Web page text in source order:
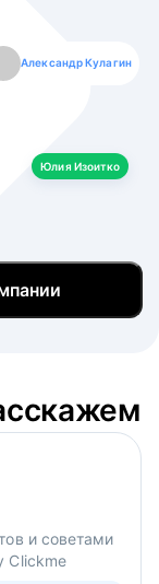
Александр Кулагин
Юлия Изоитко
Даниил Макаров
Екатерина Лазаренко
Борис Кашко
Юлия Изоитко
и советами
Clickme